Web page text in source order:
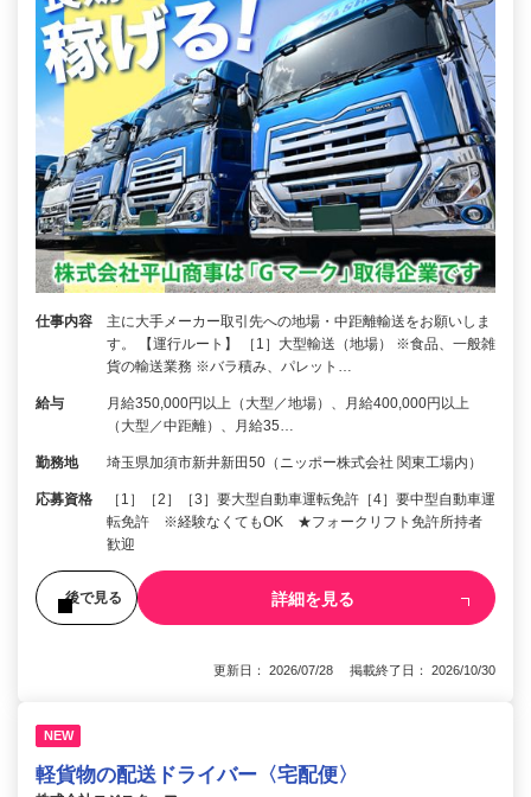
仕事内容
主に大手メーカー取引先への地場・中距離輸送をお願いしま
す。 【運行ルート】 ［1］大型輸送（地場） ※食品、一般雑
貨の輸送業務 ※バラ積み、パレット…
給与
月給350,000円以上（大型／地場）、月給400,000円以上
（大型／中距離）、月給35…
勤務地 埼玉県加須市新井新田50（ニッポー株式会社 関東工場内）
応募資格
［1］［2］［3］要大型自動車運転免許［4］要中型自動車運
転免許 ※経験なくてもOK ★フォークリフト免許所持者
歓迎
後で見る 詳細を見る
更新日： 2026/07/28 掲載終了日： 2026/10/30
NEW
軽貨物の配送ドライバー〈宅配便〉